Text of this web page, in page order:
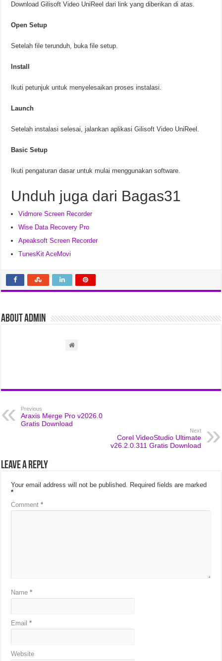
Download Gilisoft Video UniReel dari link yang diberikan di atas.
Open Setup
Setelah file terunduh, buka file setup.
Install
Ikuti petunjuk untuk menyelesaikan proses instalasi.
Launch
Setelah instalasi selesai, jalankan aplikasi Gilisoft Video UniReel.
Basic Setup
Ikuti pengaturan dasar untuk mulai menggunakan software.
Unduh juga dari Bagas31
Vidmore Screen Recorder
Wise Data Recovery Pro
Apeaksoft Screen Recorder
TunesKit AceMovi
About admin
Previous
Araxis Merge Pro v2026.0
Gratis Download
Next
Corel VideoStudio Ultimate
v26.2.0.311 Gratis Download
Leave a Reply
Your email address will not be published. Required fields are marked
*
Comment*
Name*
Email*
Website